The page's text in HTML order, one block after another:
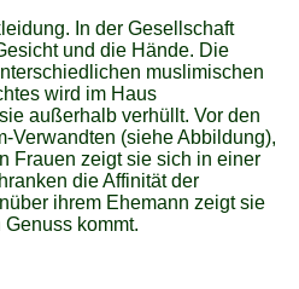
In der Gesellschaft
und die Hände. Die
muslimischen
wird im Haus
außerhalb verhüllt. Vor den
Verwandten (siehe Abbildung),
Frauen zeigt sie sich in einer
die Affinität der
ihrem Ehemann zeigt sie
kommt.